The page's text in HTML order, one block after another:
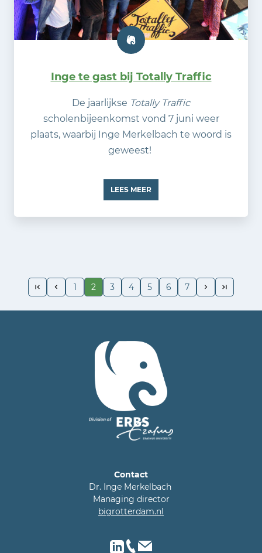
Inge te gast bij Totally Traffic
De jaarlijkse Totally Traffic
scholenbijeenkomst vond 7 juni weer
plaats, waarbij Inge Merkelbach te woord is
geweest!
LEES MEER
1 2 3 4 5 6 7
Contact
Dr. Inge Merkelbach
Managing director
bigrotterdam.nl